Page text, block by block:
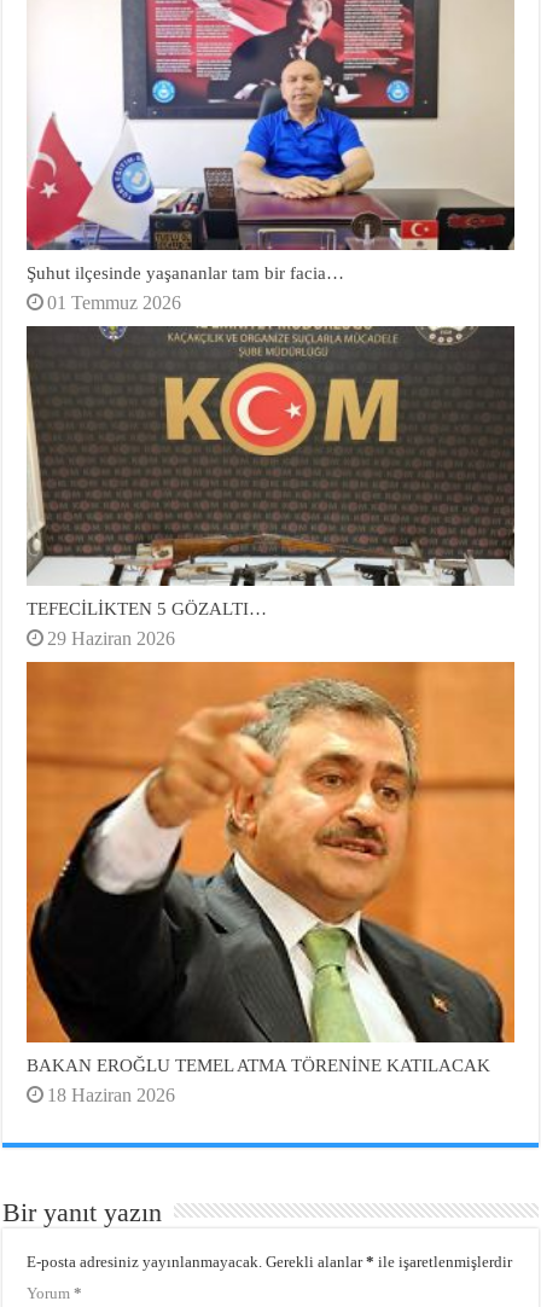
Şuhut ilçesinde yaşananlar tam bir facia…
01 Temmuz 2026
TEFECİLİKTEN 5 GÖZALTI…
29 Haziran 2026
BAKAN EROĞLU TEMEL ATMA TÖRENİNE KATILACAK
18 Haziran 2026
Bir yanıt yazın
E-posta adresiniz yayınlanmayacak. Gerekli alanlar* ile işaretlenmişlerdir
Yorum*